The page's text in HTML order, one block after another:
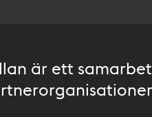
är ett